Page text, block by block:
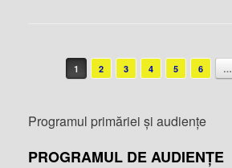
Post navigation
1 2 3 4 5 6 …
Programul primăriei și audiențe
PROGRAMUL DE AUDIENȚE